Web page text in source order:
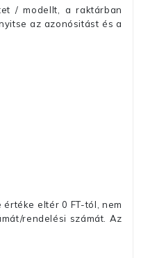
/ modellt, a raktárban
az azonósitást és a
eltér 0 FT-tól, nem
rendelési számát. Az